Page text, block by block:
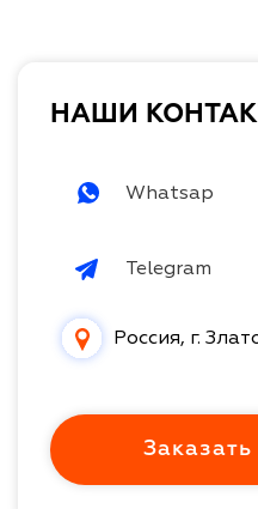
НАШИ
Whatsap
Telegram
Россия, г.
Заказать